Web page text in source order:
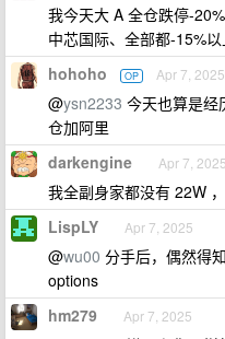
我今天大 A 全仓跌停-
中芯国际、全部都-15%以
hohoho OP Apr 7,
@ysn2233 今天也算是经
仓加阿里
darkengine Apr 7, 2025
我全副身家都没有 22W
LispLY Apr 7, 2025
@wu00 分手后，偶然得
options
hm279 Apr 7, 2025